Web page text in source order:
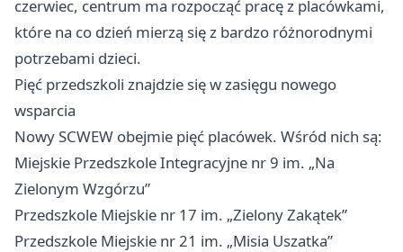
czerwiec, centrum ma rozpocząć pracę z placówkami,
które na co dzień mierzą się z bardzo różnorodnymi
potrzebami dzieci.
Pięć przedszkoli znajdzie się w zasięgu nowego
wsparcia
Nowy SCWEW obejmie pięć placówek. Wśród nich są:
Miejskie Przedszkole Integracyjne nr 9 im. „Na
Zielonym Wzgórzu”
Przedszkole Miejskie nr 17 im. „Zielony Zakątek”
Przedszkole Miejskie nr 21 im. „Misia Uszatka”